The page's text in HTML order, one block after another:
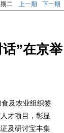
二 上一期 下一期
”在京举
及农业组织签
才项目，彰显
及研讨宝丰集